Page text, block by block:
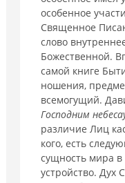
особенное
Священное
слово
Божествен­ной.
самой книге
ношения,
всемогущий.
Господним
различие Лиц
кого, есть
сущность мира
устройство. Дух